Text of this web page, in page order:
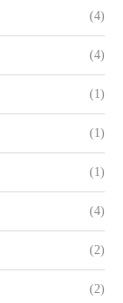
(4)
(4)
(1)
(1)
(1)
(4)
(2)
(2)